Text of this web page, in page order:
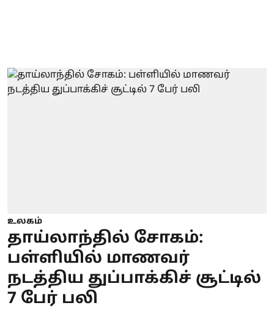
உலகம்
தாய்லாந்தில் சோகம்:
பள்ளியில் மாணவர்
நடத்திய துப்பாக்கிச் சூட்டில்
7 பேர் பலி